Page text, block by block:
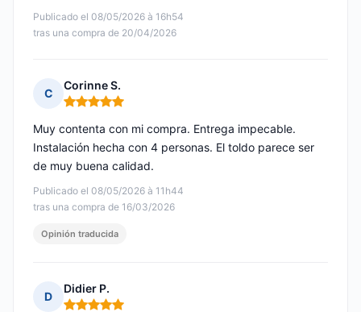
Publicado el 08/05/2026 à 16h54
tras una compra de 20/04/2026
C
Corinne S.
Nota: 5 de 5
Publicado el 08/05/2026 à 11h44
tras una compra de 16/03/2026
Muy contenta con mi compra. Entrega impecable.
Instalación hecha con 4 personas. El toldo parece ser
de muy buena calidad.
Opinión traducida
D
Didier P.